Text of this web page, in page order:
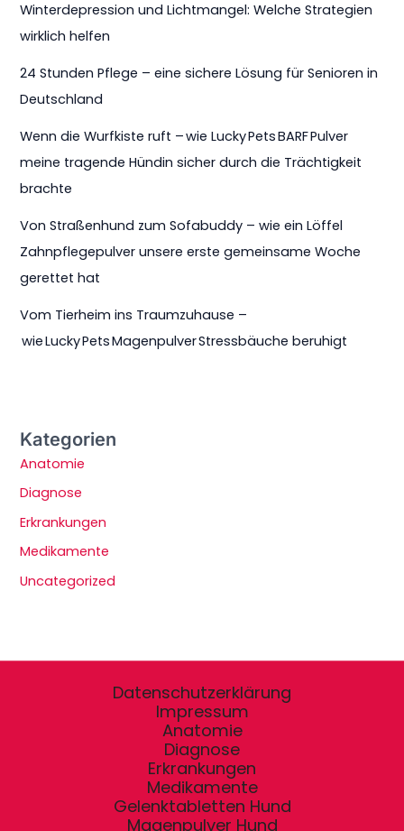
Winterdepression und Lichtmangel: Welche Strategien
wirklich helfen
24 Stunden Pflege – eine sichere Lösung für Senioren in
Deutschland
Wenn die Wurfkiste ruft – wie Lucky Pets BARF Pulver
meine tragende Hündin sicher durch die Trächtigkeit
brachte
Von Straßenhund zum Sofabuddy – wie ein Löffel
Zahnpflegepulver unsere erste gemeinsame Woche
gerettet hat
Vom Tierheim ins Traumzuhause –
wie Lucky Pets Magenpulver Stressbäuche beruhigt
Kategorien
Anatomie
Diagnose
Erkrankungen
Medikamente
Uncategorized
Datenschutzerklärung
Impressum
Anatomie
Diagnose
Erkrankungen
Medikamente
Gelenktabletten Hund
Magenpulver Hund